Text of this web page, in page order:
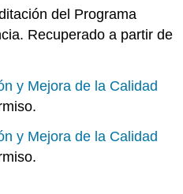
del Programa
Recuperado a partir de
y Mejora de la Calidad
y Mejora de la Calidad